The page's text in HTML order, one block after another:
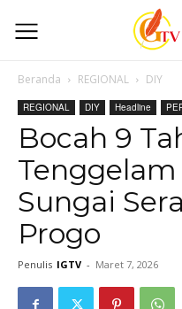
Beranda REGIONAL DIY
REGIONAL DIY Headline
Bocah 9
Sungai
Progo
Penulis IGTV - Maret 7, 2026